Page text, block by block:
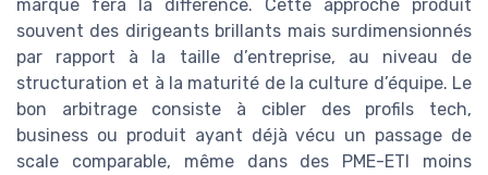
marque fera la différence. Cette approche produit
souvent des dirigeants brillants mais surdimensionnés
par rapport à la taille d’entreprise, au niveau de
structuration et à la maturité de la culture d’équipe. Le
bon arbitrage consiste à cibler des profils tech,
business ou produit ayant déjà vécu un passage de
scale comparable, même dans des PME-ETI moins